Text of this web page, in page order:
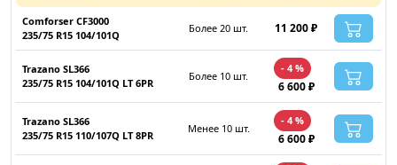
Comforser CF3000
235/75 R15 104/101Q
Более 20 шт. 11 200 ₽
Trazano SL366
235/75 R15 104/101Q LT 6PR
Более 10 шт.
- 4 %
6 600 ₽
Trazano SL366
235/75 R15 110/107Q LT 8PR
Менее 10 шт.
- 4 %
6 600 ₽